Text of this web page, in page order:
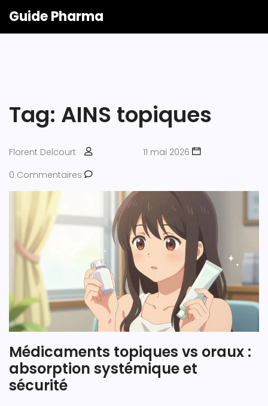
Guide Pharma
Tag: AINS topiques
Florent Delcourt
11 mai 2026
0 Commentaires
Médicaments topiques vs oraux :
absorption systémique et
sécurité